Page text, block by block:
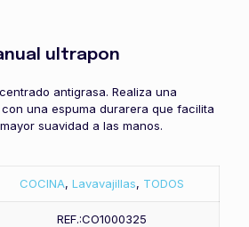
ultrapon
antigrasa. Realiza una
una espuma durarera que facilita
suavidad a las manos.​
COCINA, Lavavajillas, TODOS
REF.:CO1000325​